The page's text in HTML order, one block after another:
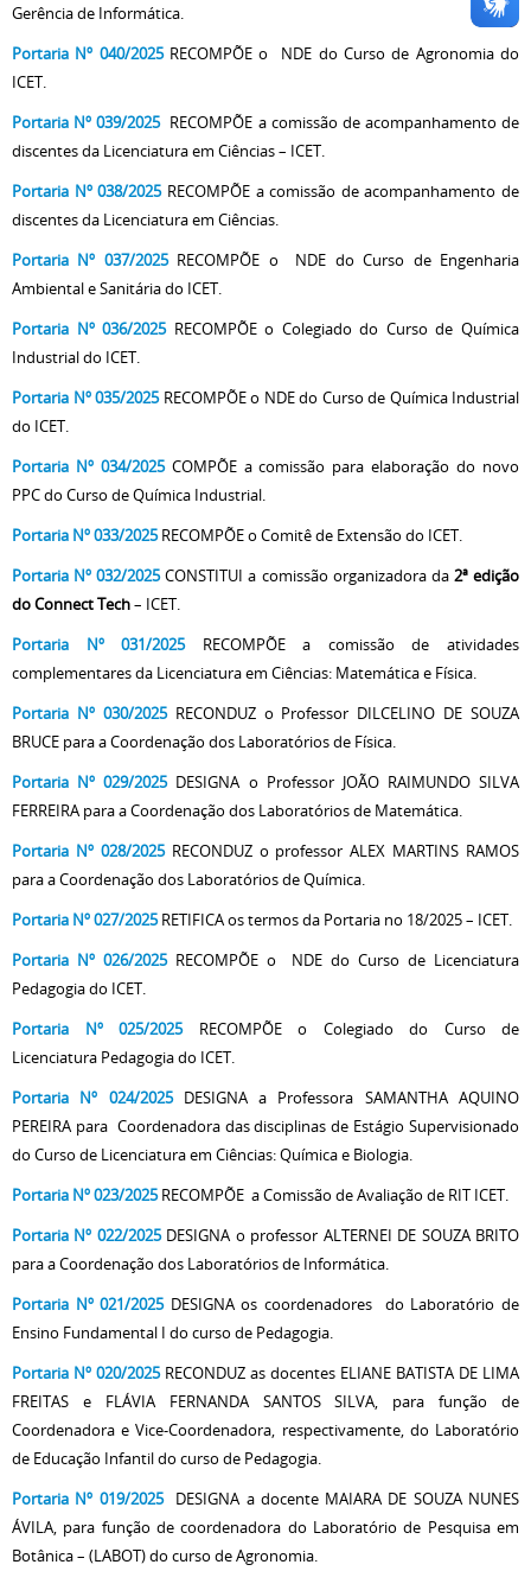
Gerência de Informática.
Portaria Nº 040/2025 RECOMPÕE o NDE do Curso de Agronomia do
ICET.
Portaria Nº 039/2025 RECOMPÕE a comissão de acompanhamento de
discentes da Licenciatura em Ciências – ICET.
Portaria Nº 038/2025 RECOMPÕE a comissão de acompanhamento de
discentes da Licenciatura em Ciências.
Portaria Nº 037/2025 RECOMPÕE o NDE do Curso de Engenharia
Ambiental e Sanitária do ICET.
Portaria Nº 036/2025 RECOMPÕE o Colegiado do Curso de Química
Industrial do ICET.
Portaria Nº 035/2025 RECOMPÕE o NDE do Curso de Química Industrial
do ICET.
Portaria Nº 034/2025 COMPÕE a comissão para elaboração do novo
PPC do Curso de Química Industrial.
Portaria Nº 033/2025 RECOMPÕE o Comitê de Extensão do ICET.
Portaria Nº 032/2025 CONSTITUI a comissão organizadora da 2ª edição
do Connect Tech– ICET.
Portaria Nº 031/2025
RECOMPÕE a comissão de atividades
complementares da Licenciatura em Ciências: Matemática e Física.
Portaria Nº 030/2025 RECONDUZ o Professor DILCELINO DE SOUZA
BRUCE para a Coordenação dos Laboratórios de Física.
Portaria Nº 029/2025DESIGNA o Professor JOÃO RAIMUNDO SILVA
FERREIRA para a Coordenação dos Laboratórios de Matemática.
Portaria Nº 028/2025 RECONDUZ o professor ALEX MARTINS RAMOS
para a Coordenação dos Laboratórios de Química.
Portaria Nº 027/2025 RETIFICA os termos da Portaria no 18/2025 – ICET.
Portaria Nº 026/2025 RECOMPÕE o NDE do Curso de Licenciatura
Pedagogia do ICET.
Portaria Nº 025/2025RECOMPÕE o Colegiado do Curso de
Licenciatura Pedagogia do ICET.
Portaria Nº 024/2025 DESIGNA a Professora SAMANTHA AQUINO
PEREIRA para Coordenadora das disciplinas de Estágio Supervisionado
do Curso de Licenciatura em Ciências: Química e Biologia.
Portaria Nº 023/2025 RECOMPÕE a Comissão de Avaliação de RIT ICET.
Portaria Nº 022/2025 DESIGNA o professor ALTERNEI DE SOUZA BRITO
para a Coordenação dos Laboratórios de Informática.
Portaria Nº 021/2025 DESIGNA os coordenadores do Laboratório de
Ensino Fundamental I do curso de Pedagogia.
Portaria Nº 020/2025 RECONDUZ as docentes ELIANE BATISTA DE LIMA
FREITAS e FLÁVIA FERNANDA SANTOS SILVA, para função de
Coordenadora e Vice-Coordenadora, respectivamente, do Laboratório
de Educação Infantil do curso de Pedagogia.
Portaria Nº 019/2025
DESIGNA a docente MAIARA DE SOUZA NUNES
ÁVILA, para função de coordenadora do Laboratório de Pesquisa em
Botânica – (LABOT) do curso de Agronomia.